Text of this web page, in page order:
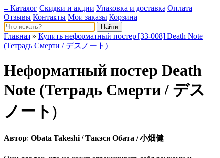
≡ Каталог Скидки и акции Упаковка и доставка Оплата
Отзывы Контакты Мои заказы Корзина
Главная » Купить неформатный постер [33-008] Death Note
(Тетрадь Смерти / デスノート)
Неформатный постер Death
Note (Тетрадь Смерти / デス
ノート)
Автор: Obata Takeshi / Такэси Обата / 小畑健